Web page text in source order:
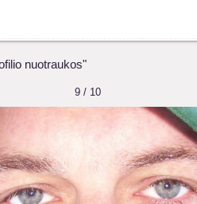
nuotraukos"
9 / 10